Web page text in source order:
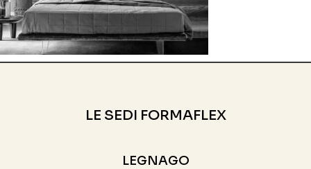
LE SEDI FORMAFLEX
LEGNAGO